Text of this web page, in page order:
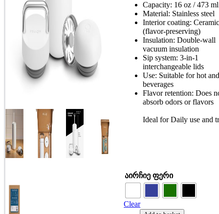
Capacity: 16 oz / 473 ml
Material: Stainless steel
Interior coating:
(flavor-preserving)
Insulation: Double-wall
vacuum insulation
Sip system: 3-in-1
interchangeable lids
Use: Suitable for hot
beverages
Flavor retention: Does
absorb odors or flavors
Ideal forDaily use and
აირჩიე ფერი
Clear